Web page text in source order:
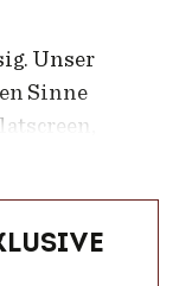
Unser
Sinne